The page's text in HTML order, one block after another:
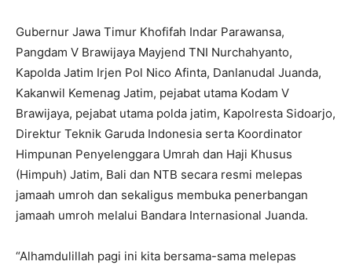
Gubernur Jawa Timur Khofifah Indar Parawansa,
Pangdam V Brawijaya Mayjend TNI Nurchahyanto,
Kapolda Jatim Irjen Pol Nico Afinta, Danlanudal Juanda,
Kakanwil Kemenag Jatim, pejabat utama Kodam V
Brawijaya, pejabat utama polda jatim, Kapolresta Sidoarjo,
Direktur Teknik Garuda Indonesia serta Koordinator
Himpunan Penyelenggara Umrah dan Haji Khusus
(Himpuh) Jatim, Bali dan NTB secara resmi melepas
jamaah umroh dan sekaligus membuka penerbangan
jamaah umroh melalui Bandara Internasional Juanda.
“Alhamdulillah pagi ini kita bersama-sama melepas